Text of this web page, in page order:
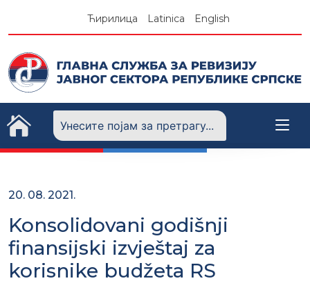
Ћирилица Latinica English
20. 08. 2021.
Konsolidovani godišnji
finansijski izvještaj za
korisnike budžeta RS